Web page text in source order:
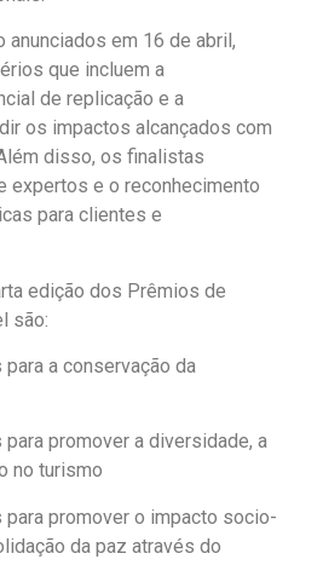
anunciados em 16 de abril,
que incluem a
de replicação e a
os impactos alcançados com
disso, os finalistas
expertos e o reconhecimento
para clientes e
edição dos Prêmios de
são:
a conservação da
promover a diversidade, a
no turismo
promover o impacto socio-
da paz através do